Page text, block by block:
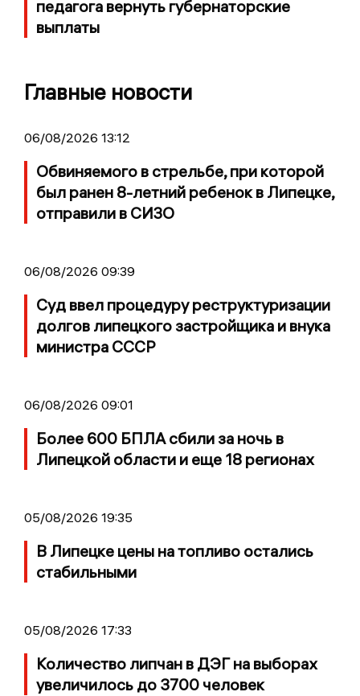
педагога вернуть губернаторские
выплаты
Главные новости
06/08/2026 13:12
Обвиняемого в стрельбе, при которой
был ранен 8-летний ребенок в Липецке,
отправили в СИЗО
06/08/2026 09:39
Суд ввел процедуру реструктуризации
долгов липецкого застройщика и внука
министра СССР
06/08/2026 09:01
Более 600 БПЛА сбили за ночь в
Липецкой области и еще 18 регионах
05/08/2026 19:35
В Липецке цены на топливо остались
стабильными
05/08/2026 17:33
Количество липчан в ДЭГ на выборах
увеличилось до 3700 человек